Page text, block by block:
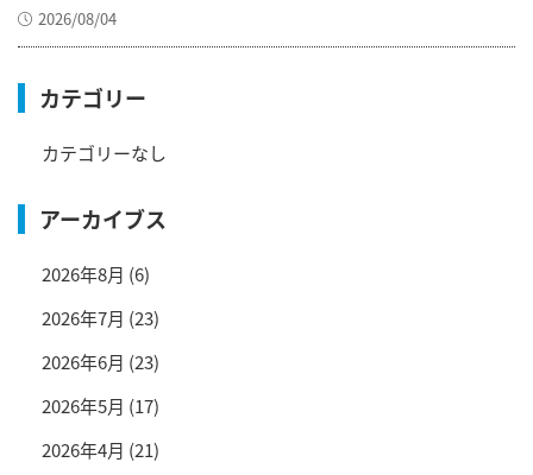
2026/08/04
カテゴリー
カテゴリーなし
アーカイブス
2026年8月 (6)
2026年7月 (23)
2026年6月 (23)
2026年5月 (17)
2026年4月 (21)